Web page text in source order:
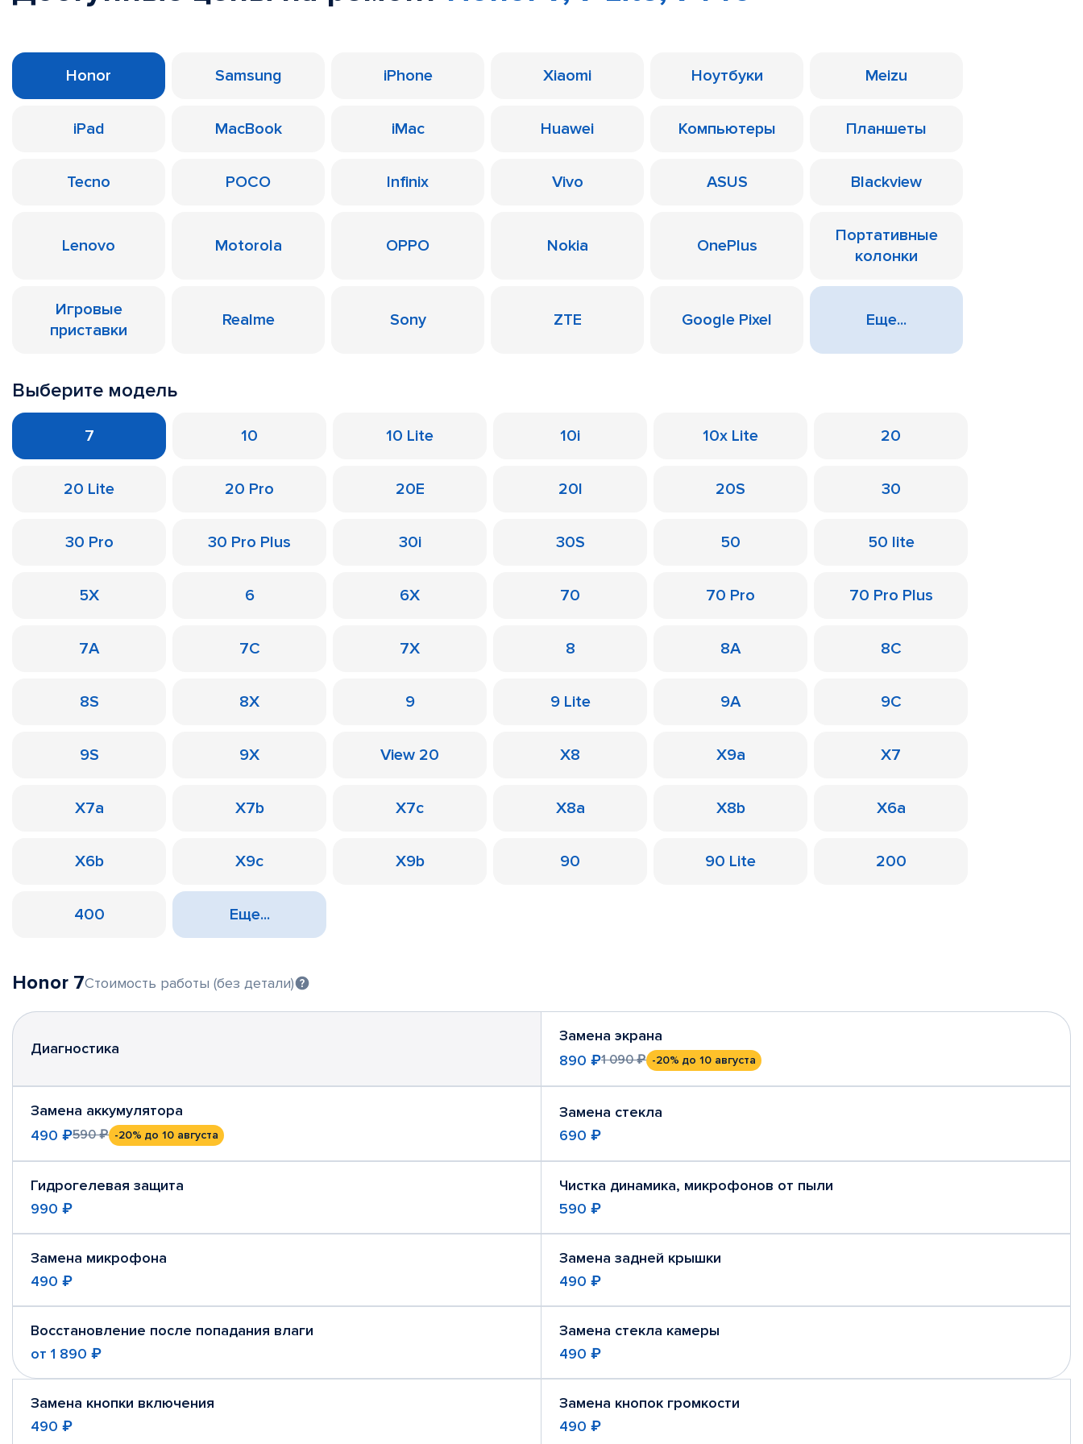
Honor Samsung iPhone Xiaomi Ноутбуки Meizu
iPad MacBook iMac Huawei Компьютеры Планшеты
Tecno POCO Infinix Vivo ASUS Blackview
Lenovo Motorola OPPO Nokia OnePlus
Портативные
колонки
Игровые
приставки
Realme Sony ZTE Google Pixel Еще...
Выберите модель
7 10 10 Lite 10i 10x Lite 20
20 Lite 20 Pro 20E 20I 20S 30
30 Pro 30 Pro Plus 30i 30S 50 50 lite
5X 6 6X 70 70 Pro 70 Pro Plus
7A 7C 7X 8 8A 8C
8S 8X 9 9 Lite 9A 9C
9S 9X View 20 X8 X9a X7
X7a X7b X7c X8a X8b X6a
X6b X9c X9b 90 90 Lite 200
400 Еще...
Honor 7Стоимость работы (без детали)
Диагностика
Замена экрана
890 ₽1 090 ₽ -20% до 10 августа
Замена аккумулятора
490 ₽590 ₽ -20% до 10 августа
Замена стекла
690 ₽
Гидрогелевая защита
990 ₽
Чистка динамика, микрофонов от пыли
590 ₽
Замена микрофона
490 ₽
Замена задней крышки
490 ₽
Восстановление после попадания влаги
от 1 890 ₽
Замена стекла камеры
490 ₽
Замена кнопки включения
490 ₽
Замена кнопок громкости
490 ₽